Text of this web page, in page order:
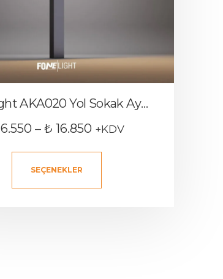
FoneLight AKA020 Yol Sokak Aydınlatma Direği
6.550 – ₺ 16.850 +KDV
SEÇENEKLER